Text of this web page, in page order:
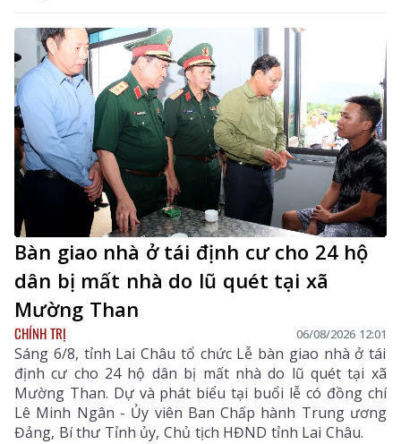
Bàn giao nhà ở tái định cư cho 24 hộ
dân bị mất nhà do lũ quét tại xã
Mường Than
CHÍNH TRỊ 06/08/2026 12:01
Sáng 6/8, tỉnh Lai Châu tổ chức Lễ bàn giao nhà ở tái
định cư cho 24 hộ dân bị mất nhà do lũ quét tại xã
Mường Than. Dự và phát biểu tại buổi lễ có đồng chí
Lê Minh Ngân - Ủy viên Ban Chấp hành Trung ương
Đảng, Bí thư Tỉnh ủy, Chủ tịch HĐND tỉnh Lai Châu.